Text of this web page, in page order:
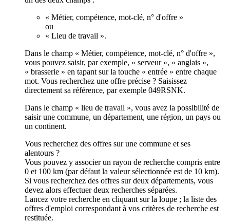
« Métier, compétence, mot-clé, n° d'offre »
ou
« Lieu de travail ».
Dans le champ « Métier, compétence, mot-clé, n° d'offre »,
vous pouvez saisir, par exemple, « serveur », « anglais »,
« brasserie » en tapant sur la touche « entrée » entre chaque
mot. Vous recherchez une offre précise ? Saisissez
directement sa référence, par exemple 049RSNK.
Dans le champ « lieu de travail », vous avez la possibilité de
saisir une commune, un département, une région, un pays ou
un continent.
Vous recherchez des offres sur une commune et ses
alentours ?
Vous pouvez y associer un rayon de recherche compris entre
0 et 100 km (par défaut la valeur sélectionnée est de 10 km).
Si vous recherchez des offres sur deux départements, vous
devez alors effectuer deux recherches séparées.
Lancez votre recherche en cliquant sur la loupe ; la liste des
offres d'emploi correspondant à vos critères de recherche est
restituée.